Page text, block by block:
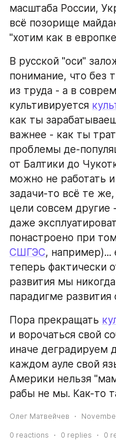
масштаба России,
всё позорище
"хотим как в
В русской "оси"
понимание, что без
из труда - а в
культивируется
как ты
важнее - как ты
проблемы де-
от Балтики до
можно не работать
задачи-то всё те
цели совсем
даже
СШГЭС, например)...
теперь фактически
развития мы
парадигме развития
Пора прекращать
и ворочаться свой
иначе деградируем
каждом ауле свой
Америки нельзя
рабы не мы. Как-то
Олег Матвейчев
0 reactions 0 replies 0